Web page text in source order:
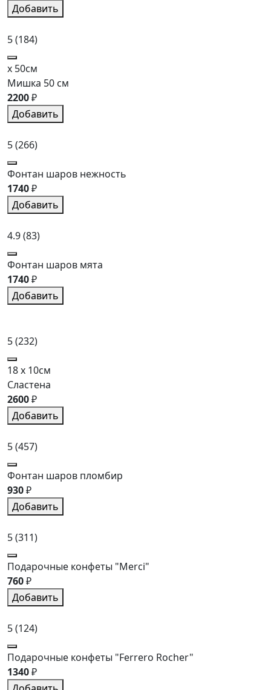
Добавить
5(184)
x 50см
Мишка 50 см
2200₽
Добавить
5(266)
Фонтан шаров нежность
1740₽
Добавить
4.9(83)
Фонтан шаров мята
1740₽
Добавить
5(232)
18 x 10см
Сластена
2600₽
Добавить
5(457)
Фонтан шаров пломбир
930₽
Добавить
5(311)
Подарочные конфеты "Merci"
760₽
Добавить
5(124)
Подарочные конфеты "Ferrero Rocher"
1340₽